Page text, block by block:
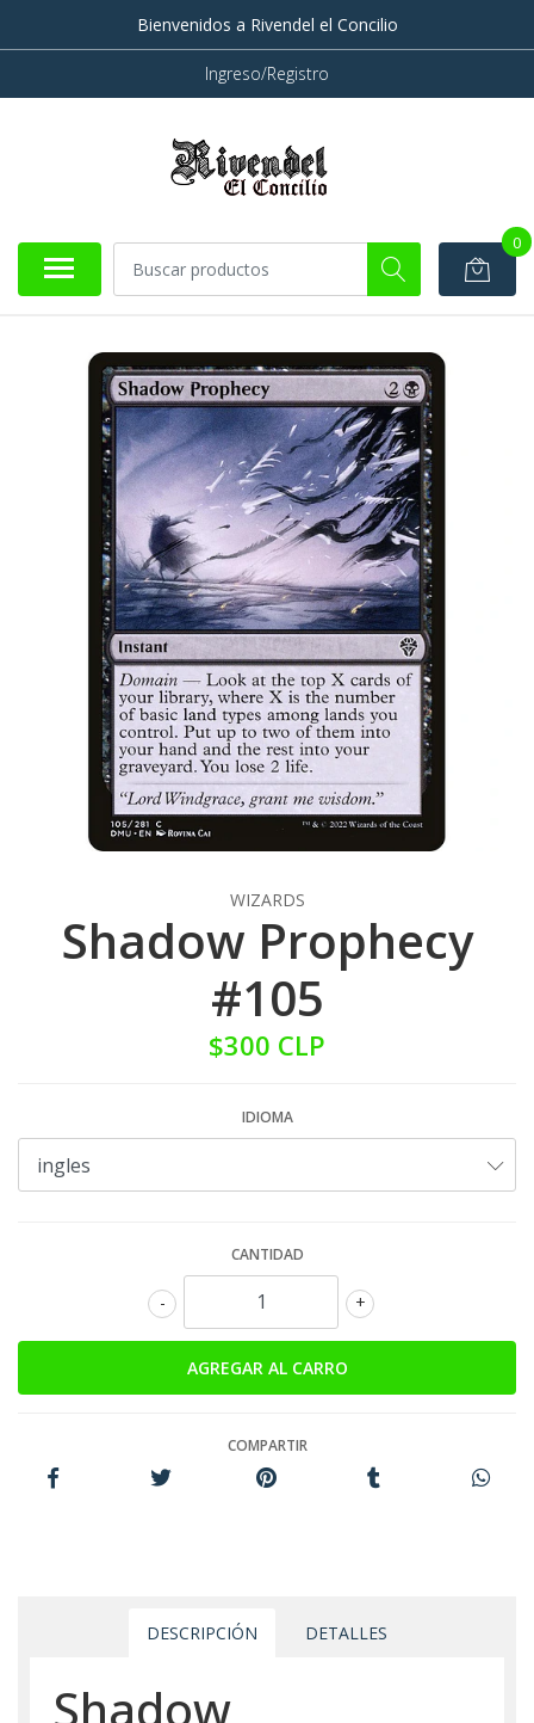
Bienvenidos a Rivendel el Concilio
Ingreso/Registro
0
WIZARDS
Shadow Prophecy
#105
$300 CLP
IDIOMA
CANTIDAD
+
-
COMPARTIR
DESCRIPCIÓN DETALLES
Shadow